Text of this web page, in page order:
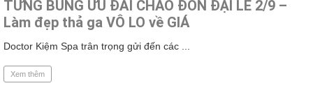
TƯNG BÙNG ƯU ĐÃI CHÀO ĐÓN ĐẠI LỄ 2/9 –
Làm đẹp thả ga VÔ LO về GIÁ
Doctor Kiệm Spa trân trọng gửi đến các ...
Xem thêm